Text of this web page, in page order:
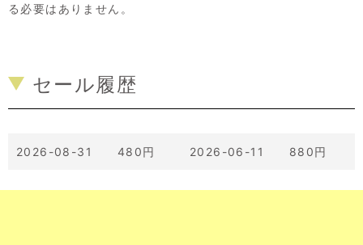
る必要はありません。
セール履歴
2026-08-31 480円 2026-06-11 880円